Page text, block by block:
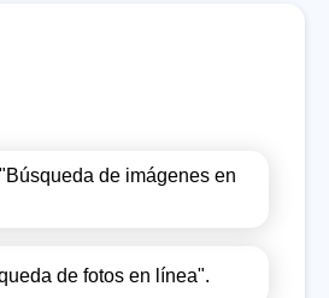
de imágenes en
de fotos en línea".